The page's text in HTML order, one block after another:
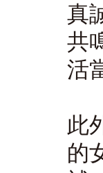
真
共
活
此
的